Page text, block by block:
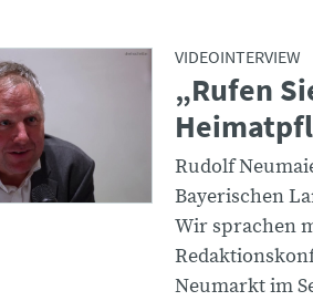
VIDEOINTERVIEW
„Rufen
Rudolf
Bayerischen
Wir sprachen
Neumarkt im